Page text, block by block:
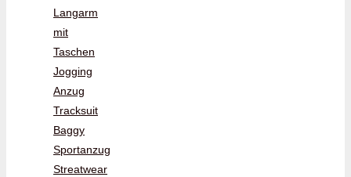
Langarm
mit
Taschen
Jogging
Anzug
Tracksuit
Baggy
Sportanzug
Streatwear